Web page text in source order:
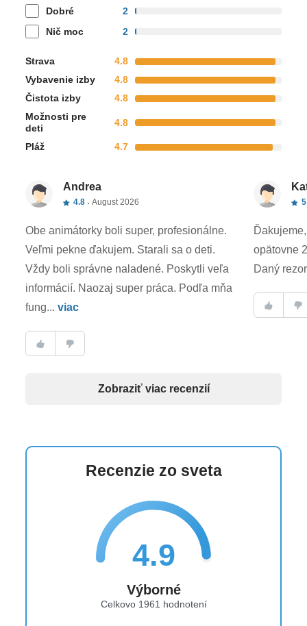
Dobré
2
Nič moc
2
Strava
4.8
Vybavenie izby
4.8
Čistota izby
4.8
Možnosti pre
deti
4.8
Pláž 4.7
Andrea
4.8 August 2026
Obe animátorky boli super, profesionálne.
Veľmi pekne ďakujem. Starali sa o deti.
Vždy boli správne naladené. Poskytli veľa
informácií. Naozaj super práca. Podľa mňa
fung... viac
5
opätovne
Daný
Zobraziť viac recenzií
Recenzie zo sveta
4.9
Výborné
Celkovo 1961 hodnotení